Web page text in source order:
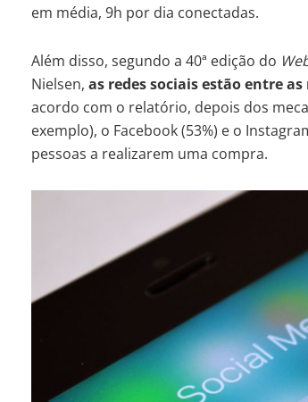
em média, 9h por dia conectadas.
Além disso, segundo a 40ª edição do
Nielsen, as redes sociais estão entre
acordo com o relatório, depois dos
exemplo), o Facebook (53%) e o
pessoas a realizarem uma compra.